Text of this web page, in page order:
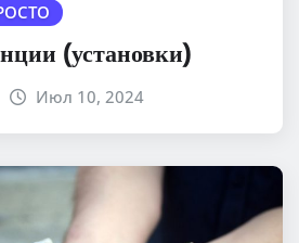
(установки)
Июл 10, 2024